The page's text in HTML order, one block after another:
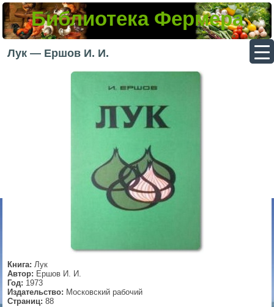
Библиотека Фермера
Лук — Ершов И. И.
Книга: Лук
Автор: Ершов И. И.
Год: 1973
Издательство: Московский рабочий
Страниц: 88
▼